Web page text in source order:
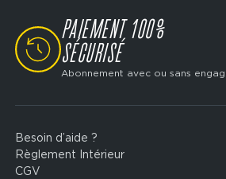
SVG
PAIEMENT 100%
SÉCURISÉ
Abonnement avec ou sans
Footer
legal
Besoin d’aide ?
Règlement Intérieur
CGV